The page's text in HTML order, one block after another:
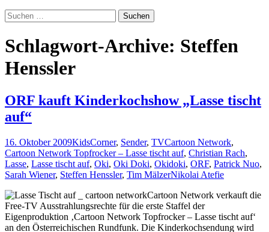
Suchen
nach:
Schlagwort-Archive: Steffen
Henssler
ORF kauft Kinderkochshow „Lasse tischt
auf“
16. Oktober 2009KidsCorner, Sender, TVCartoon Network,
Cartoon Network Topfrocker – Lasse tischt auf, Christian Rach,
Lasse, Lasse tischt auf, Oki, Oki Doki, Okidoki, ORF, Patrick Nuo,
Sarah Wiener, Steffen Henssler, Tim MälzerNikolai Atefie
Cartoon Network verkauft die
Free-TV Ausstrahlungsrechte für die erste Staffel der
Eigenproduktion ‚Cartoon Network Topfrocker – Lasse tischt auf‘
an den Österreichischen Rundfunk. Die Kinderkochsendung wird